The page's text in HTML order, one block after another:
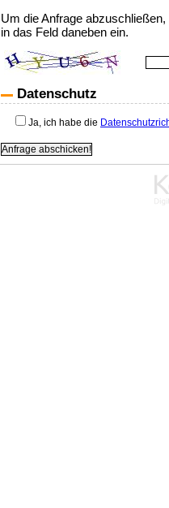
Um die Anfrage
in das Feld daneben ein.
Datenschutz
Ja, ich habe die